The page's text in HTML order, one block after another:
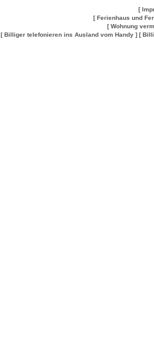
[
[ Ferienhaus und
[ Wohnung
[ Billiger telefonieren ins Ausland vom Handy ] [